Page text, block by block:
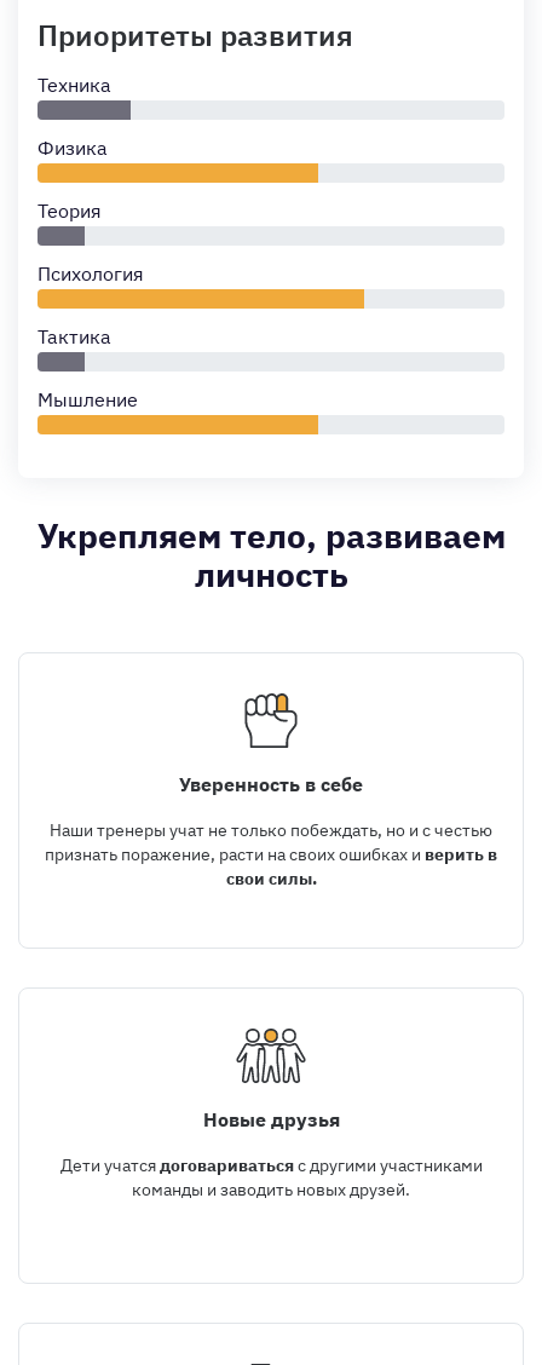
Приоритеты развития
Техника
Физика
Теория
Психология
Тактика
Мышление
Укрепляем тело, развиваем
личность
Уверенность в себе
Наши тренеры учат не только побеждать, но и с честью
признать поражение, расти на своих ошибках и верить в
свои силы.
Новые друзья
Дети учатсядоговариватьсяс другими участниками
команды и заводить новых друзей.